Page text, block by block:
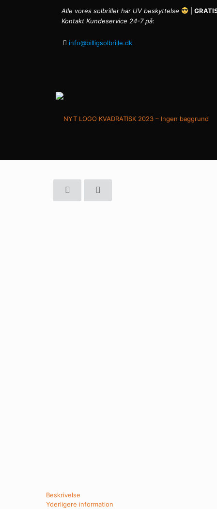
Alle vores solbriller har UV beskyttelse
Kontakt Kundeservice 24-7 på:
info@billigsolbrille.dk
Beskrivelse
Yderligere information